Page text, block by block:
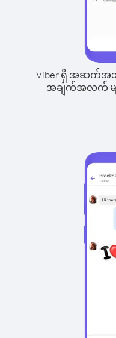
Viber ရှိ အဆက်အ
အချက်အလက် မျက်